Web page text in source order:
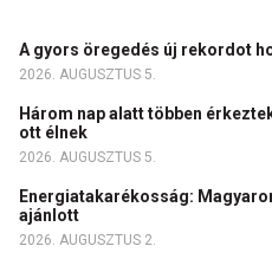
A gyors öregedés új rekordot
2026. AUGUSZTUS 5.
Három nap alatt többen
ott élnek
2026. AUGUSZTUS 5.
Energiatakarékosság:
ajánlott
2026. AUGUSZTUS 2.